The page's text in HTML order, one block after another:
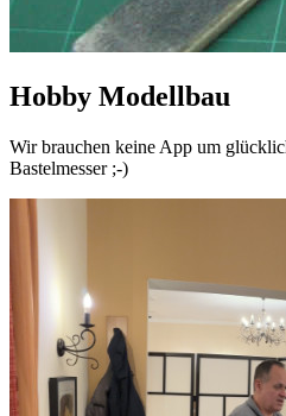
Hobby Modellbau
Wir brauchen keine App um
Bastelmesser ;-)